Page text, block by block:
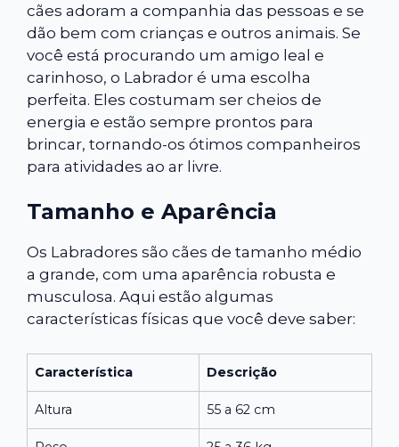
cães adoram a companhia das pessoas e se
dão bem com crianças e outros animais. Se
você está procurando um amigo leal e
carinhoso, o Labrador é uma escolha
perfeita. Eles costumam ser cheios de
energia e estão sempre prontos para
brincar, tornando-os ótimos companheiros
para atividades ao ar livre.
Tamanho e Aparência
Os Labradores são cães de tamanho médio
a grande, com uma aparência robusta e
musculosa. Aqui estão algumas
características físicas que você deve saber:
Característica Descrição
Altura 55 a 62 cm